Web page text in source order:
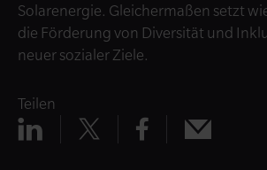
Solarenergie. Gleichermaßen setzt
die Förderung von Diversität und
neuer sozialer Ziele.
Teilen
Teilen
linkedin
TeilenTeilen
facebook